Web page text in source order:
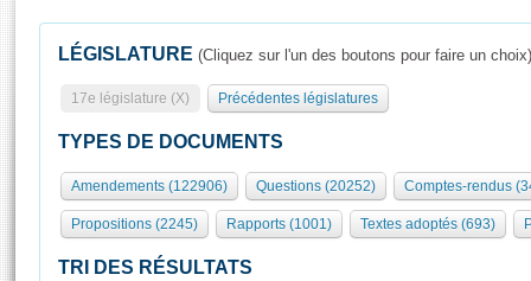
Présidence
577 députés
Groupes politiques
Séance publique
Commissions et autres organes
Europe et International
Rôle et pouvoirs de l'Assemblée
Organisation de l'Assemblée
Présidence Conférence des Présidents Bureau Collège des
Visiter l'Assemblée
Visite virtuelle du palais Bourbon
Assister à une séance
LÉGISLATURE (Cliquez sur l'un des boutons pour faire un choix)
17e législature (X) Précédentes législatures
TYPES DE DOCUMENTS
Amendements (122906) Questions (20252) Comptes-rendus
Propositions (2245) Rapports (1001) Textes adoptés (693)
TRI DES RÉSULTATS